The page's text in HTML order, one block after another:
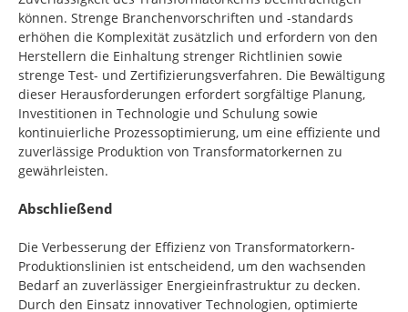
können. Strenge Branchenvorschriften und -standards
erhöhen die Komplexität zusätzlich und erfordern von den
Herstellern die Einhaltung strenger Richtlinien sowie
strenge Test- und Zertifizierungsverfahren. Die Bewältigung
dieser Herausforderungen erfordert sorgfältige Planung,
Investitionen in Technologie und Schulung sowie
kontinuierliche Prozessoptimierung, um eine effiziente und
zuverlässige Produktion von Transformatorkernen zu
gewährleisten.
Abschließend
Die Verbesserung der Effizienz von Transformatorkern-
Produktionslinien ist entscheidend, um den wachsenden
Bedarf an zuverlässiger Energieinfrastruktur zu decken.
Durch den Einsatz innovativer Technologien, optimierte